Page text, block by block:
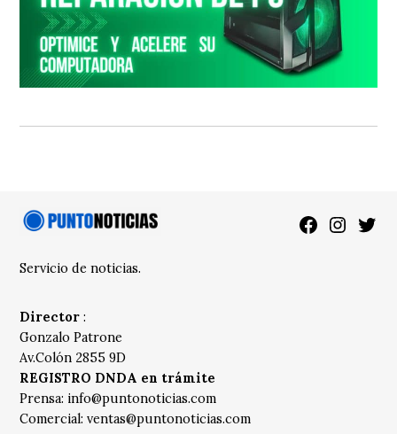
Facebook
Servicio de noticias.
Director :
Gonzalo Patrone
Av.Colón 2855 9D
REGISTRO DNDA en trámite
Prensa: info@puntonoticias.com
Comercial:ventas@puntonoticias.com